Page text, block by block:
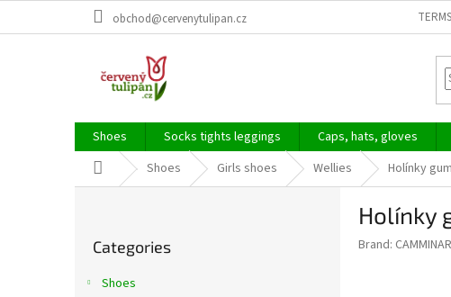
obchod@cervenytulipan.cz
Shoes Socks tights leggings Caps, hats, gloves
Home Shoes Girls shoes Wellies Holínky
categories
Categories
Shoes
Holínky
Brand: